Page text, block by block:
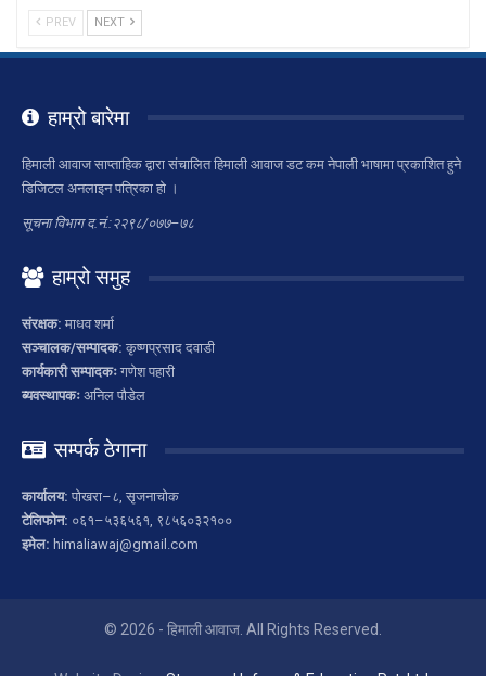
PREV NEXT
हाम्रो बारेमा
हिमाली आवाज साप्ताहिक द्वारा संचालित हिमाली आवाज डट कम नेपाली भाषामा प्रकाशित हुने
डिजिटल अनलाइन पत्रिका हो ।
सूचना विभाग द.नं.:२२९८/०७७–७८
हाम्रो समुह
संरक्षक: माधव शर्मा
सञ्चालक/सम्पादक: कृष्णप्रसाद दवाडी
कार्यकारी सम्पादकः गणेश पहारी
ब्यवस्थापकः अनिल पौडेल
सम्पर्क ठेगाना
कार्यालय: पोखरा–८, सृजनाचोक
टेलिफोन: ०६१–५३६५६१, ९८५६०३२१००
इमेल: himaliawaj@gmail.com
© 2026 - हिमाली आवाज. All Rights Reserved.